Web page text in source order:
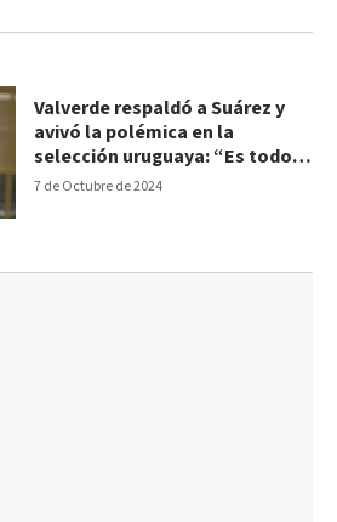
7 de Octubre de 2024
Valverde respaldó a Suárez y
avivó la polémica en la
selección uruguaya: “Es todo
verdad”